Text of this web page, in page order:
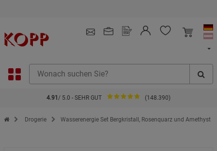
4.91 / 5.0 - SEHR GUT (148.390)
Zur Startseite des Kopp Verlag Online-Shop
Drogerie Wasserenergie Set Bergkristall, Rosenquarz und Amethyst